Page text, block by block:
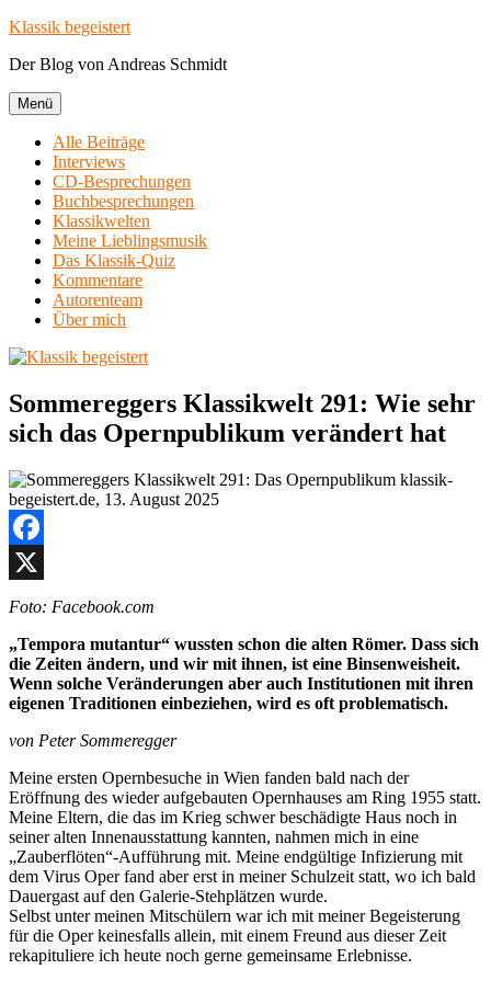
Zum
springen
Klassik begeistert
Der Blog von Andreas Schmidt
Menü
Alle Beiträge
Interviews
CD-Besprechungen
Buchbesprechungen
Klassikwelten
Meine Lieblingsmusik
Das Klassik-Quiz
Kommentare
Autorenteam
Über mich
Sommereggers Klassikwelt 291: Wie sehr
sich das Opernpublikum verändert hat
Facebook
X
Foto: Facebook.com
„Tempora mutantur“ wussten schon die alten Römer. Dass sich
die Zeiten ändern, und wir mit ihnen, ist eine Binsenweisheit.
Wenn solche Veränderungen aber auch Institutionen mit ihren
eigenen Traditionen einbeziehen, wird es oft problematisch.
von Peter Sommeregger
Meine ersten Opernbesuche in Wien fanden bald nach der
Eröffnung des wieder aufgebauten Opernhauses am Ring 1955 statt.
Meine Eltern, die das im Krieg schwer beschädigte Haus noch in
seiner alten Innenausstattung kannten, nahmen mich in eine
„Zauberflöten“-Aufführung mit. Meine endgültige Infizierung mit
dem Virus Oper fand aber erst in meiner Schulzeit statt, wo ich bald
Dauergast auf den Galerie-Stehplätzen wurde.
Selbst unter meinen Mitschülern war ich mit meiner Begeisterung
für die Oper keinesfalls allein, mit einem Freund aus dieser Zeit
rekapituliere ich heute noch gerne gemeinsame Erlebnisse.